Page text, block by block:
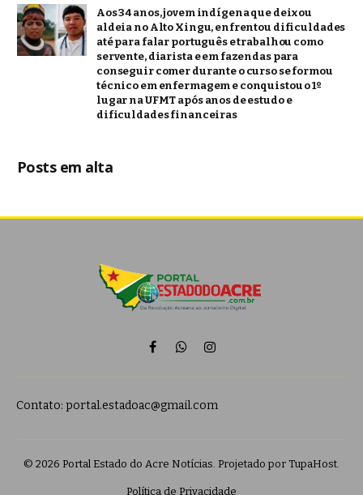
Aos 34 anos, jovem indígena que deixou
aldeia no Alto Xingu, enfrentou dificuldades
até para falar português e trabalhou como
servente, diarista e em fazendas para
conseguir comer durante o curso se formou
técnico em enfermagem e conquistou o 1º
lugar na UFMT após anos de estudo e
dificuldades financeiras
Posts em alta
FacebookWhatsAppInstagram
Contato: portal.estadoac@gmail.com
© 2026 Portal Estado do Acre Notícias. Projetado por TupaHost
Política de Privacidade